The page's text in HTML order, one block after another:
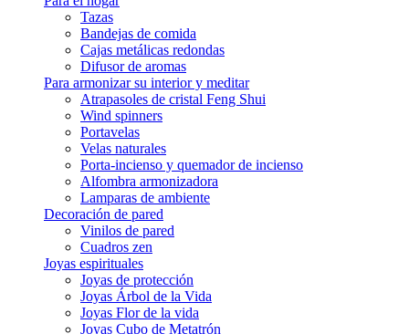
Tazas
Bandejas de comida
Cajas metálicas redondas
Difusor de aromas
Para armonizar su interior y meditar
Atrapasoles de cristal Feng Shui
Wind spinners
Portavelas
Velas naturales
Porta-incienso y quemador de incienso
Alfombra armonizadora
Lamparas de ambiente
Decoración de pared
Vinilos de pared
Cuadros zen
Joyas espirituales
Joyas de protección
Joyas Árbol de la Vida
Joyas Flor de la vida
Joyas Cubo de Metatrón